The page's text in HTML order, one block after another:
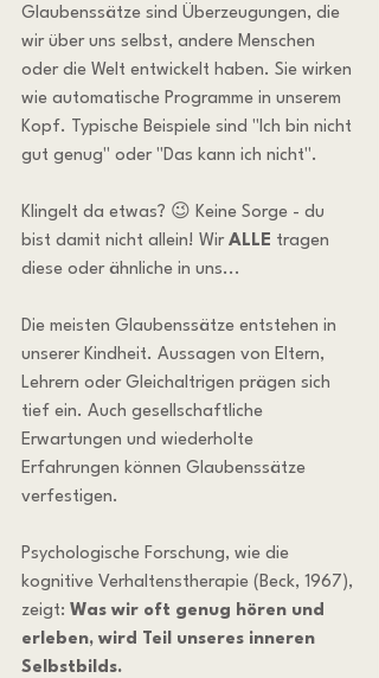
Glaubenssätze sind Überzeugungen, die
wir über uns selbst, andere Menschen
oder die Welt entwickelt haben. Sie wirken
wie automatische Programme in unserem
Kopf. Typische Beispiele sind "Ich bin nicht
gut genug" oder "Das kann ich nicht".
Klingelt da etwas? 😉 Keine Sorge - du
bist damit nicht allein! Wir ALLE tragen
diese oder ähnliche in uns...
Die meisten Glaubenssätze entstehen in
unserer Kindheit. Aussagen von Eltern,
Lehrern oder Gleichaltrigen prägen sich
tief ein. Auch gesellschaftliche
Erwartungen und wiederholte
Erfahrungen können Glaubenssätze
verfestigen.
Psychologische Forschung, wie die
kognitive Verhaltenstherapie (Beck, 1967),
zeigt: Was wir oft genug hören und
erleben, wird Teil unseres inneren
Selbstbilds.